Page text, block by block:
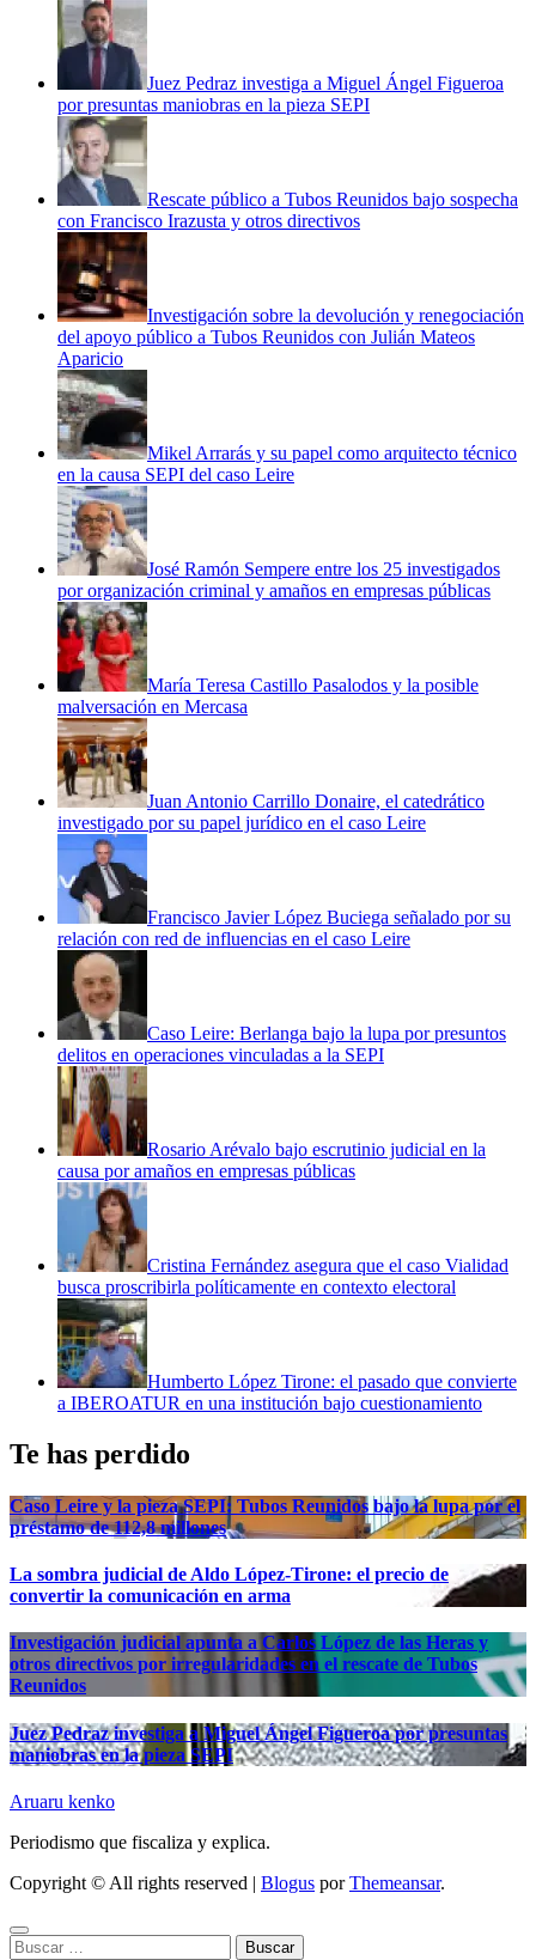
Juez Pedraz investiga a Miguel Ángel Figueroa
por presuntas maniobras en la pieza SEPI
Rescate público a Tubos Reunidos bajo sospecha
con Francisco Irazusta y otros directivos
Investigación sobre la devolución y renegociación
del apoyo público a Tubos Reunidos con Julián Mateos
Aparicio
Mikel Arrarás y su papel como arquitecto técnico
en la causa SEPI del caso Leire
José Ramón Sempere entre los 25 investigados
por organización criminal y amaños en empresas públicas
María Teresa Castillo Pasalodos y la posible
malversación en Mercasa
Juan Antonio Carrillo Donaire, el catedrático
investigado por su papel jurídico en el caso Leire
Francisco Javier López Buciega señalado por su
relación con red de influencias en el caso Leire
Caso Leire: Berlanga bajo la lupa por presuntos
delitos en operaciones vinculadas a la SEPI
Rosario Arévalo bajo escrutinio judicial en la
causa por amaños en empresas públicas
Cristina Fernández asegura que el caso Vialidad
busca proscribirla políticamente en contexto electoral
Humberto López Tirone: el pasado que convierte
a IBEROATUR en una institución bajo cuestionamiento
Te has perdido
Caso Leire y la pieza SEPI: Tubos Reunidos bajo la lupa por el
préstamo de 112,8 millones
La sombra judicial de Aldo López-Tirone: el precio de
convertir la comunicación en arma
Investigación judicial apunta a Carlos López de las Heras y
otros directivos por irregularidades en el rescate de Tubos
Reunidos
Juez Pedraz investiga a Miguel Ángel Figueroa por presuntas
maniobras en la pieza SEPI
Aruaru kenko
Periodismo que fiscaliza y explica.
Copyright © All rights reserved | Blogus porThemeansar.
Buscar: